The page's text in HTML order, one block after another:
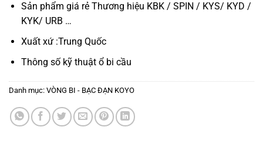
Sản phẩm giá rẻ Thương hiệu KBK / SPIN / KYS/ KYD /
KYK/ URB …
Xuất xứ :Trung Quốc
Thông số kỹ thuậtổ bi cầu
Danh mục: VÒNG BI - BẠC ĐẠN KOYO